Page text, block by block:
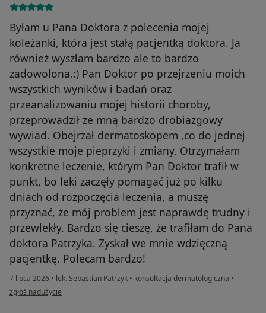
Byłam u Pana Doktora z polecenia mojej
koleżanki, która jest stałą pacjentką doktora. Ja
również wyszłam bardzo ale to bardzo
zadowolona.:) Pan Doktor po przejrzeniu moich
wszystkich wyników i badań oraz
przeanalizowaniu mojej historii choroby,
przeprowadził ze mną bardzo drobiazgowy
wywiad. Obejrzał dermatoskopem ,co do jednej
wszystkie moje pieprzyki i zmiany. Otrzymałam
konkretne leczenie, którym Pan Doktor trafił w
punkt, bo leki zaczęły pomagać już po kilku
dniach od rozpoczęcia leczenia, a muszę
przyznać, że mój problem jest naprawdę trudny i
przewlekły. Bardzo się cieszę, że trafiłam do Pana
doktora Patrzyka. Zyskał we mnie wdzięczną
pacjentkę. Polecam bardzo!
7 lipca 2026 • lek. Sebastian Patrzyk • konsultacja dermatologiczna •
w opinii użytkownika Magdalena
zgłoś nadużycie